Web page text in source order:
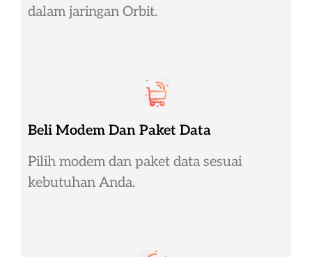
dalam jaringan Orbit.
Beli Modem Dan Paket Data
Pilih modem dan paket data sesuai
kebutuhan Anda.